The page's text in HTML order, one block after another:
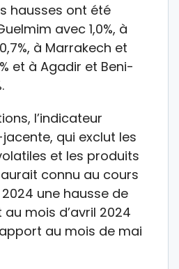
hausses ont été
avec 1,0%, à
à Marrakech et
et à Agadir et Beni-
l’indicateur
qui exclut les
et les produits
connu au cours
une hausse de
au mois d’avril 2024
au mois de mai